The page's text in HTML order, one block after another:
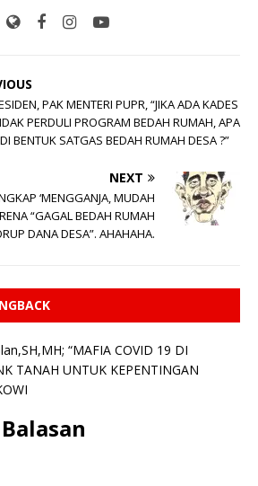
PAK MENTERI PUPR, “JIKA ADA KADES
PERDULI PROGRAM BEDAH RUMAH, APA
BENTUK SATGAS BEDAH RUMAH DESA ?”
NEXT
‘MENGGANJA, MUDAH
“GAGAL BEDAH RUMAH
DANA DESA”. AHAHAHA.
“MAFIA COVID 19 DI
TANAH UNTUK KEPENTINGAN